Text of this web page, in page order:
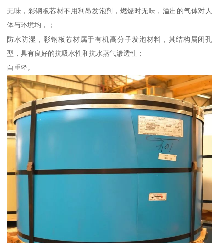
无味，彩钢板芯材不用利昂发泡剂，燃烧时无味，溢出的气体对人
体与环境均，；
防水防湿，彩钢板芯材属于有机高分子发泡材料，其结构属闭孔
型，具有良好的抗吸水性和抗水蒸气渗透性；
自重轻。